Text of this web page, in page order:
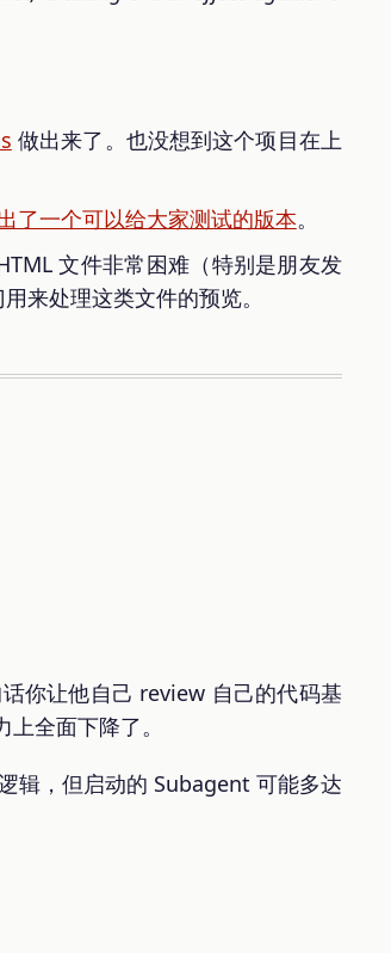
做出来了。也没想到这个项目在上
了一个可以给大家测试的版本。
文件非常困难（特别是朋友发
用来处理这类文件的预览。
你让他自己 review 自己的代码基
上全面下降了。
辑，但启动的 Subagent 可能多达